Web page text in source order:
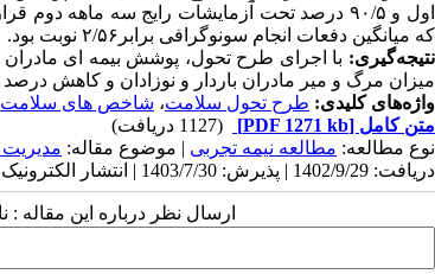
که میانگین دفعات انجام سونوگرافی برابر۲/۵۶ نوبت بود.
نتیجه‌گیری: با اجرای طرح تحول، پوشش بیمه ای مادران
میزان مرگ و میر مادران باردار و نوزادان و کاهش
واژه‌های کلیدی: طرح تحول سلامت، شاخص های سلامت
متن کامل [PDF 1271 kb]
(1127 دریافت)
نوع مطالعه: مطالعه نیمه تجربی | موضوع مقاله:
دریافت: 1402/9/29 | پذیرش: 1403/7/30 | انتشار الکترونیک پیش از انتشار نهایی: 1403/9/18 | انتشار: 1403/9/24
ارسال نظر درباره این مقاله